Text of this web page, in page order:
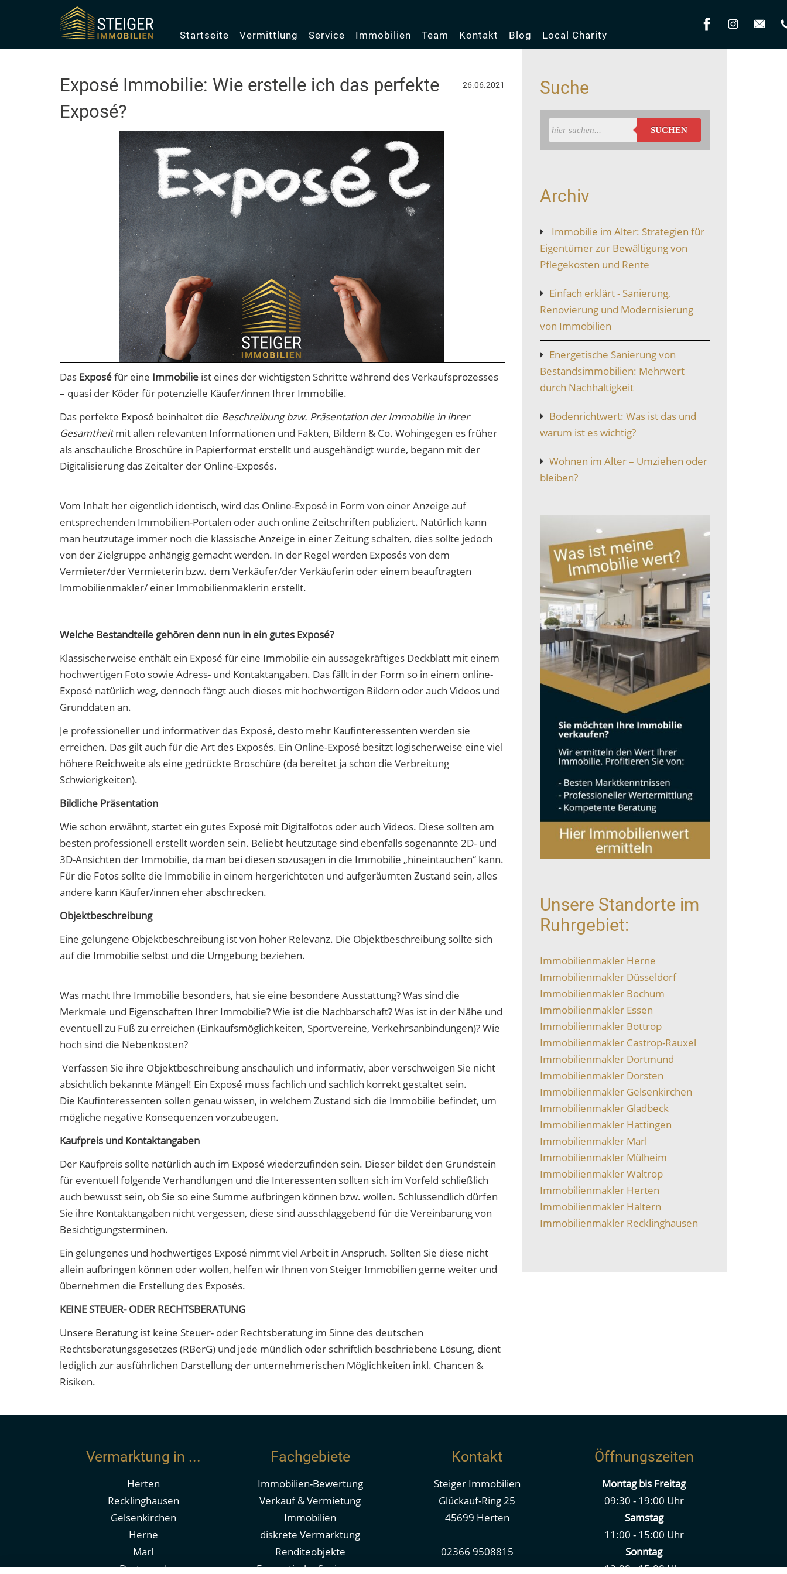
Startseite Vermittlung Service Immobilien Team Kontakt Blog Local Charity
Suche
SUCHEN
Archiv
Immobilie im Alter: Strategien für
Eigentümer zur Bewältigung von
Pflegekosten und Rente
Einfach erklärt - Sanierung,
Renovierung und Modernisierung
von Immobilien
Energetische Sanierung von
Bestandsimmobilien: Mehrwert
durch Nachhaltigkeit
Bodenrichtwert: Was ist das und
warum ist es wichtig?
Wohnen im Alter – Umziehen oder
bleiben?
Unsere Standorte im
Ruhrgebiet:
Immobilienmakler Herne
Immobilienmakler Düsseldorf
Immobilienmakler Bochum
Immobilienmakler Essen
Immobilienmakler Bottrop
Immobilienmakler Castrop-Rauxel
Immobilienmakler Dortmund
Immobilienmakler Dorsten
Immobilienmakler Gelsenkirchen
Immobilienmakler Gladbeck
Immobilienmakler Hattingen
Immobilienmakler Marl
Immobilienmakler Mülheim
Immobilienmakler Waltrop
Immobilienmakler Herten
Immobilienmakler Haltern
Immobilienmakler Recklinghausen
26.06.2021
Exposé Immobilie: Wie erstelle ich das perfekte
Exposé?
Das Exposéfür eine Immobilie ist eines der wichtigsten Schritte während des Verkaufsprozesses
– quasi der Köder für potenzielle Käufer/innen Ihrer Immobilie.
Das perfekte Exposé beinhaltet die Beschreibung bzw. Präsentation der Immobilie in ihrer
Gesamtheitmit allen relevanten Informationen und Fakten, Bildern & Co. Wohingegen es früher
als anschauliche Broschüre in Papierformat erstellt und ausgehändigt wurde, begann mit der
Digitalisierung das Zeitalter der Online-Exposés.
Vom Inhalt her eigentlich identisch, wird das Online-Exposé in Form von einer Anzeige auf
entsprechenden Immobilien-Portalen oder auch online Zeitschriften publiziert. Natürlich kann
man heutzutage immer noch die klassische Anzeige in einer Zeitung schalten, dies sollte jedoch
von der Zielgruppe anhängig gemacht werden. In der Regel werden Exposés von dem
Vermieter/der Vermieterin bzw. dem Verkäufer/der Verkäuferin oder einem beauftragten
Immobilienmakler/ einer Immobilienmaklerin erstellt.
Welche Bestandteile gehören denn nun in ein gutes Exposé?
Klassischerweise enthält ein Exposé für eine Immobilie ein aussagekräftiges Deckblatt mit einem
hochwertigen Foto sowie Adress- und Kontaktangaben. Das fällt in der Form so in einem online-
Exposé natürlich weg, dennoch fängt auch dieses mit hochwertigen Bildern oder auch Videos und
Grunddaten an.
Je professioneller und informativer das Exposé, desto mehr Kaufinteressenten werden sie
erreichen. Das gilt auch für die Art des Exposés. Ein Online-Exposé besitzt logischerweise eine viel
höhere Reichweite als eine gedrückte Broschüre (da bereitet ja schon die Verbreitung
Schwierigkeiten).
Bildliche Präsentation
Wie schon erwähnt, startet ein gutes Exposé mit Digitalfotos oder auch Videos. Diese sollten am
besten professionell erstellt worden sein. Beliebt heutzutage sind ebenfalls sogenannte 2D- und
3D-Ansichten der Immobilie, da man bei diesen sozusagen in die Immobilie „hineintauchen“ kann.
Für die Fotos sollte die Immobilie in einem hergerichteten und aufgeräumten Zustand sein, alles
andere kann Käufer/innen eher abschrecken.
Objektbeschreibung
Eine gelungene Objektbeschreibung ist von hoher Relevanz. Die Objektbeschreibung sollte sich
auf die Immobilie selbst und die Umgebung beziehen.
Was macht Ihre Immobilie besonders, hat sie eine besondere Ausstattung? Was sind die
Merkmale und Eigenschaften Ihrer Immobilie? Wie ist die Nachbarschaft? Was ist in der Nähe und
eventuell zu Fuß zu erreichen (Einkaufsmöglichkeiten, Sportvereine, Verkehrsanbindungen)? Wie
hoch sind die Nebenkosten?
Verfassen Sie ihre Objektbeschreibung anschaulich und informativ, aber verschweigen Sie nicht
absichtlich bekannte Mängel! Ein Exposé muss fachlich und sachlich korrekt gestaltet sein.
Die Kaufinteressenten sollen genau wissen, in welchem Zustand sich die Immobilie befindet, um
mögliche negative Konsequenzen vorzubeugen.
Kaufpreis und Kontaktangaben
Der Kaufpreis sollte natürlich auch im Exposé wiederzufinden sein. Dieser bildet den Grundstein
für eventuell folgende Verhandlungen und die Interessenten sollten sich im Vorfeld schließlich
auch bewusst sein, ob Sie so eine Summe aufbringen können bzw. wollen. Schlussendlich dürfen
Sie ihre Kontaktangaben nicht vergessen, diese sind ausschlaggebend für die Vereinbarung von
Besichtigungsterminen.
Ein gelungenes und hochwertiges Exposé nimmt viel Arbeit in Anspruch. Sollten Sie diese nicht
allein aufbringen können oder wollen, helfen wir Ihnen von Steiger Immobilien gerne weiter und
übernehmen die Erstellung des Exposés.
KEINE STEUER- ODER RECHTSBERATUNG
Unsere Beratung ist keine Steuer- oder Rechtsberatung im Sinne des deutschen
Rechtsberatungsgesetzes (RBerG) und jede mündlich oder schriftlich beschriebene Lösung, dient
lediglich zur ausführlichen Darstellung der unternehmerischen Möglichkeiten inkl. Chancen &
Risiken.
Vermarktung in ...
Herten
Recklinghausen
Gelsenkirchen
Herne
Marl
Dortmund
Fachgebiete
Immobilien-Bewertung
Verkauf & Vermietung
Immobilien
diskrete Vermarktung
Renditeobjekte
Energetische Sanierung
Kontakt
Steiger Immobilien
Glückauf-Ring 25
45699 Herten
02366 9508815
Öffnungszeiten
Montag bis Freitag
09:30 - 19:00 Uhr
Samstag
11:00 - 15:00 Uhr
Sonntag
12:00 - 15:00 Uhr